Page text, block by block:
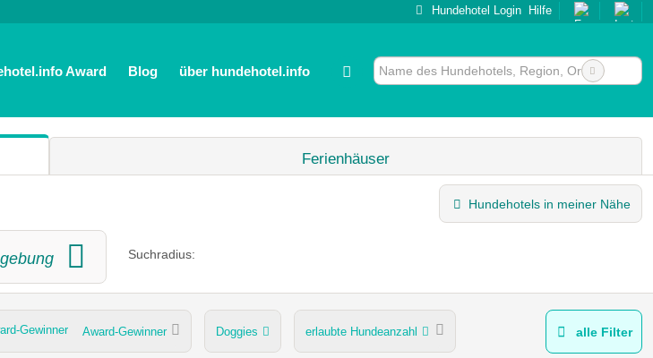
Hundehotel Login Hilfe
Award Blog über hundehotel.info
Ferienhäuser
Hundehotels in meiner Nähe
Suchradius:
Award-Gewinner Doggies erlaubte Hundeanzahl alle Filter